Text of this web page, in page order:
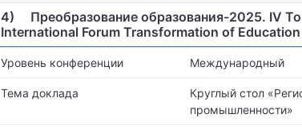
4)
Преобразование образования-2025. IV
International Forum Transformation of Education
Уровень конференции Международный
Тема доклада
Круглый стол
промышленности»